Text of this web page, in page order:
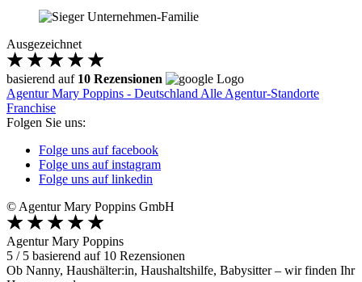
Ausgezeichnet
basierend auf 10 Rezensionen
Agentur Mary Poppins - Deutschland Alle Agentur-Standorte
Franchise
Folgen Sie uns:
Folge uns auf facebook
Folge uns auf instagram
Folge uns auf linkedin
© Agentur Mary Poppins GmbH
Agentur Mary Poppins
5 / 5 basierend auf 10 Rezensionen
Ob Nanny, Haushälter:in, Haushaltshilfe, Babysitter – wir finden Ihr